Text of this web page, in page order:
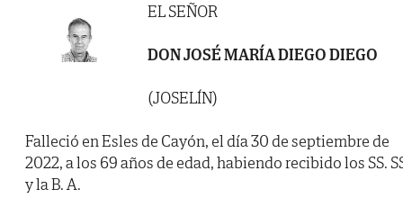
EL SEÑOR
DON JOSÉ MARÍA DIEGO DIEGO
(JOSELÍN)
Falleció en Esles de Cayón, el día 30 de septiembre de
2022, a los 69 años de edad, habiendo recibido los SS.
y la B. A.